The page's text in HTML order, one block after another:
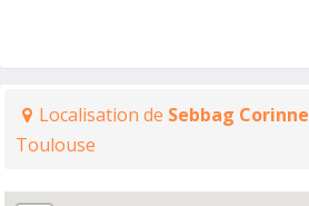
Localisation de Sebbag Corinne
Toulouse